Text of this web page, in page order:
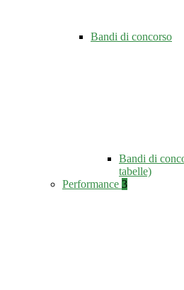
Bandi di concorso
Bandi di
tabelle)
Performance 3